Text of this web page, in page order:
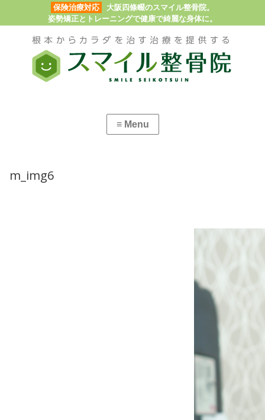
保険治療対応
大阪四條畷のスマイル整骨院。
姿勢矯正とトレーニングで健康で綺麗な身体に。
m_img6